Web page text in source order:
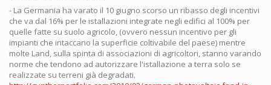
- La Germania ha varato il 10 giugno scorso un ribasso degli incentivi
che va dal 16% per le istallazioni integrate negli edifici al 100% per
quelle fatte su suolo agricolo, (ovvero nessun incentivo per gli
impianti che intaccano la superficie coltivabile del paese) mentre
molte Land, sulla spinta di associazioni di agricoltori, stanno varando
norme che tendono ad autorizzare l'istallazione a terra solo se
realizzate su terreni già degradati.